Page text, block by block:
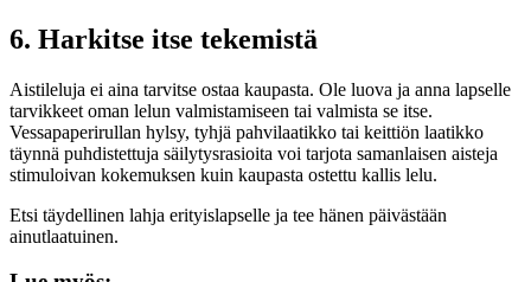
6. Harkitse itse tekemistä
Aistileluja ei aina tarvitse ostaa kaupasta. Ole luova ja anna lapselle
tarvikkeet oman lelun valmistamiseen tai valmista se itse.
Vessapaperirullan hylsy, tyhjä pahvilaatikko tai keittiön laatikko
täynnä puhdistettuja säilytysrasioita voi tarjota samanlaisen aisteja
stimuloivan kokemuksen kuin kaupasta ostettu kallis lelu.
Etsi täydellinen lahja erityislapselle ja tee hänen päivästään
ainutlaatuinen.